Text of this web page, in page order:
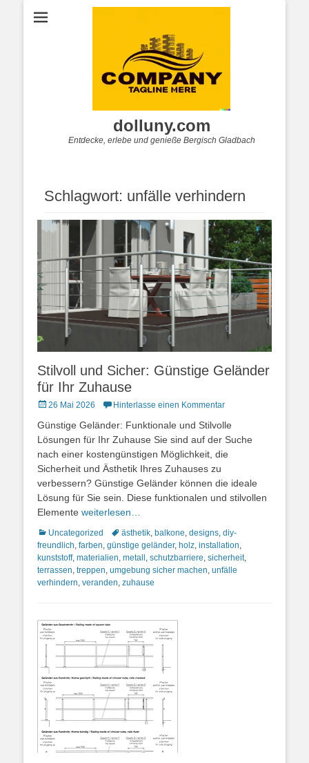
dolluny.com
Entdecke, erlebe und genieße Bergisch Gladbach
Schlagwort: unfälle verhindern
Stilvoll und Sicher: Günstige Geländer
für Ihr Zuhause
Posted
26 Mai 2026 Hinterlasse einen Kommentar
Günstige Geländer: Funktionale und Stilvolle
Lösungen für Ihr Zuhause Sie sind auf der Suche
nach einer kostengünstigen Möglichkeit, die
Sicherheit und Ästhetik Ihres Zuhauses zu
verbessern? Günstige Geländer können die ideale
Lösung für Sie sein. Diese funktionalen und stilvollen
Elemente weiterlesen…
Kategorien
Uncategorized Schlagworte
ästhetik, balkone, designs, diy-
freundlich, farben, günstige geländer, holz, installation,
kunststoff, materialien, metall , schutzbarriere, sicherheit,
terrassen, treppen, umgebung sicher machen, unfälle
verhindern, veranden, zuhause